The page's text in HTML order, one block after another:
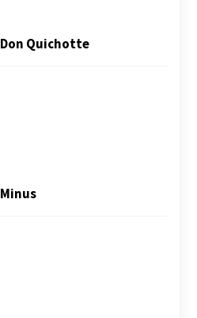
Don Quichotte
Minus